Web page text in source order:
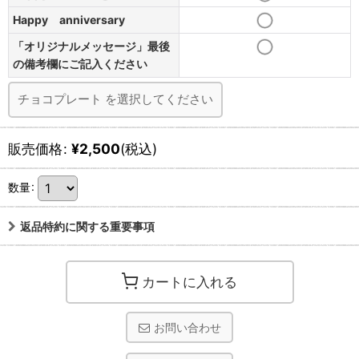
Happy anniversary
「オリジナルメッセージ」最後
の備考欄にご記入ください
チョコプレート を選択してください
販売価格: ¥2,500(税込)
数量:
返品特約に関する重要事項
カートに入れる
お問い合わせ